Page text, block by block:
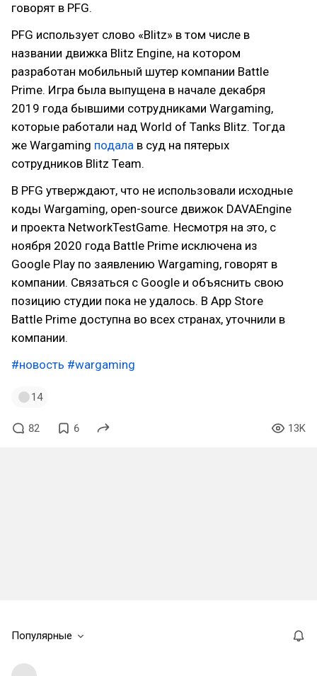
говорят в PFG.
PFG использует слово «Blitz» в том числе в
названии движка Blitz Engine, на котором
разработан мобильный шутер компании Battle
Prime. Игра была выпущена в начале декабря
2019 года бывшими сотрудниками Wargaming,
которые работали над World of Tanks Blitz. Тогда
же Wargaming подала в суд на пятерых
сотрудников Blitz Team.
В PFG утверждают, что не использовали исходные
коды Wargaming, open-source движок DAVAEngine
и проекта NetworkTestGame. Несмотря на это, с
ноября 2020 года Battle Prime исключена из
Google Play по заявлению Wargaming, говорят в
компании. Связаться с Google и объяснить свою
позицию студии пока не удалось. В App Store
Battle Prime доступна во всех странах, уточнили в
компании.
#новость #wargaming
14
82 6 13K
Популярные